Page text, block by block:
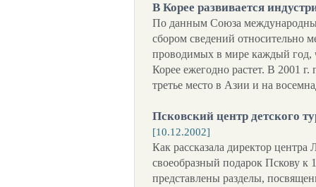
В Корее развивается
По данным Союза
сбором сведений относительно
проводимых в мире каждый
Корее ежегодно растет. В 2001
третье место в Азии и на
Псковский центр детского
[10.12.2002]
Как рассказала директор
своеобразный подарок Пскову к
представлены разделы,